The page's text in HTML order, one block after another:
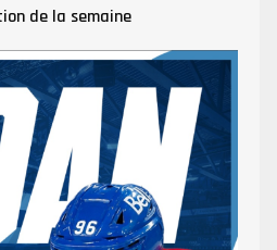
de la semaine